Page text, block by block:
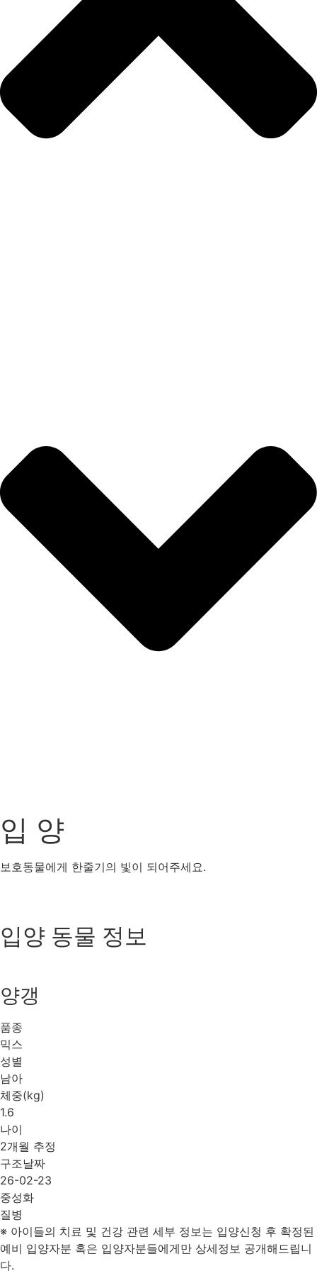
입 양
보호동물에게 한줄기의 빛이 되어주세요.
입양 동물 정보
양갱
품종
믹스
성별
남아
체중(kg)
1.6
나이
2개월 추정
구조날짜
26-02-23
중성화
질병
※ 아이들의 치료 및 건강 관련 세부 정보는 입양신청 후 확정된
예비 입양자분 혹은 입양자분들에게만 상세정보 공개해드립니
다.